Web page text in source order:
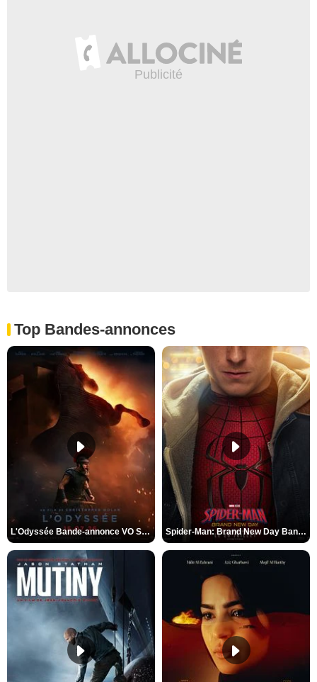
Top Bandes-annonces
L'Odyssée Bande-annonce VO STFR Spider-Man: Brand New Day Bande-annonce VO STFR